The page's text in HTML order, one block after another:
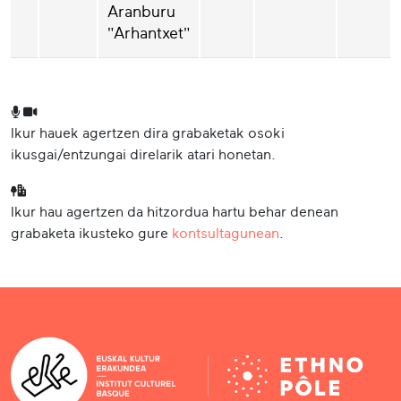
Aranburu
"Arhantxet"
Ikur hauek agertzen dira grabaketak osoki
ikusgai/entzungai direlarik atari honetan.
Ikur hau agertzen da hitzordua hartu behar denean
grabaketa ikusteko gure kontsultagunean